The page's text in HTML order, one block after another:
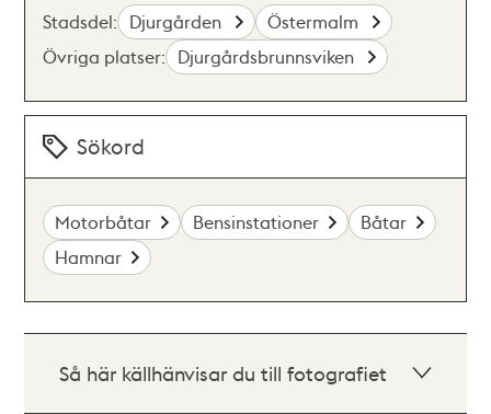
Stadsdel: Djurgården
Östermalm
Övriga platser: Djurgårdsbrunnsviken
Sökord
Motorbåtar Bensinstationer
Båtar
Hamnar
Så här källhänvisar du till fotografiet